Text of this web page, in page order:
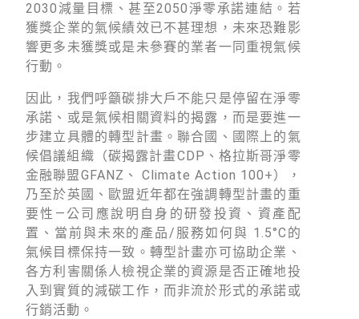
2030減量目標、甚至2050淨零承諾連結。若
獲獎企業的氣候績效已不甚理想，未來恐難影
響更多未獲獎或是未參賽的業者一同重視氣候
行動。
因此，我們呼籲碳排大戶不能只是停留在淨零
承諾、或是氣候相關資料的揭露，而是要進一
步建立具體的轉型計畫。聯合國、國際上的氣
候倡議組織（碳揭露計畫CDP、格拉斯哥淨零
金融聯盟GFANZ、 Climate Action 100+），
乃至於英國、歐盟近年都在強調轉型計畫的重
要性—公司應說明自身的研發投資、資產配
置、當前與未來的產品/服務如何與 1.5°C的
氣候目標保持一致。轉型計畫亦可協助企業、
各方利害關係人檢視企業的資源是否正確地投
入到實質的減碳工作，而非流於形式的承諾或
行銷活動。